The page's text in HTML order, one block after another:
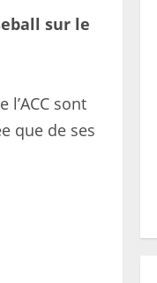
sur le
sont
que de ses